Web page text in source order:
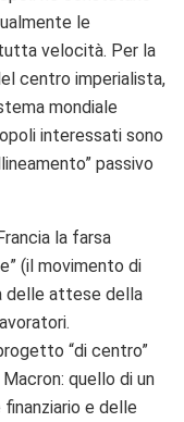
le
velocità. Per la
centro imperialista,
mondiale
interessati sono
passivo
la farsa
(il movimento di
delle attese della
“di centro”
quello di un
e delle